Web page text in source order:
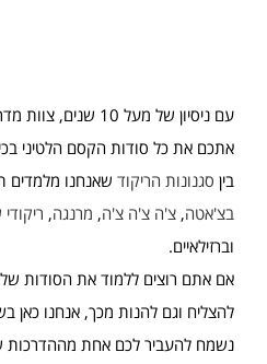
אתכם את כל סודות הקסם הלטיני
בין סגנונות הריקודשאנחנו מלמדים
בצ'אטה, צ'ה צ'ה צ'ה, מרנגה,
וברזילאיים.
אם אתם רוצים ללמוד את הסודות של
להצליח וגם להנות מכך, אנחנו כאן
נשמח להעביר לכם אחת מההדרכות